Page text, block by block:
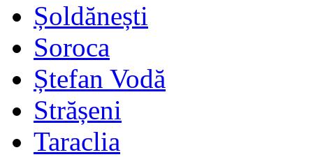
Șoldănești
Soroca
Ștefan Vodă
Strășeni
Taraclia